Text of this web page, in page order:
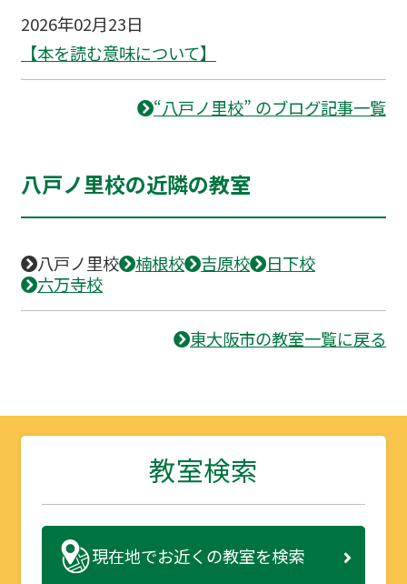
2026年02月23日
【本を読む意味について】
“八戸ノ里校” のブログ記事一覧
八戸ノ里校の近隣の教室
八戸ノ里校 楠根校 吉原校
日下校
六万寺校
東大阪市の教室一覧に戻る
教室検索
現在地でお近くの教室を検索